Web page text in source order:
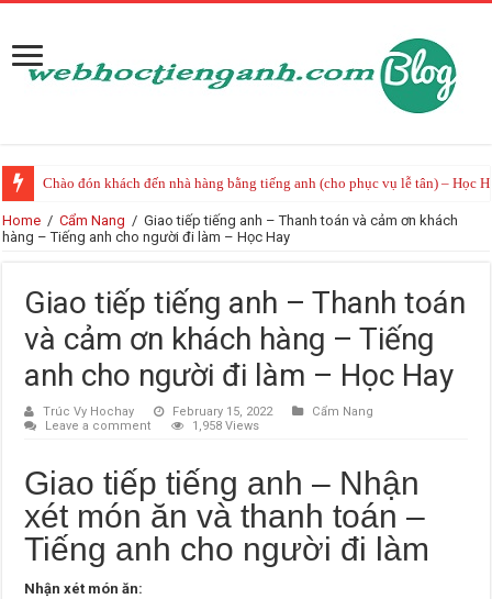
Chào đón khách đến nhà hàng bằng tiếng anh (cho phục vụ lễ tân) – Học
Home / Cẩm Nang / Giao tiếp tiếng anh – Thanh toán và cảm ơn khách
hàng – Tiếng anh cho người đi làm – Học Hay
Giao tiếp tiếng anh – Thanh toán
và cảm ơn khách hàng – Tiếng
anh cho người đi làm – Học Hay
Trúc Vy Hochay February 15, 2022
Cẩm Nang
Leave a comment
1,958 Views
Giao tiếp tiếng anh – Nhận
xét món ăn và thanh toán –
Tiếng anh cho người đi làm
Nhận xét món ăn: